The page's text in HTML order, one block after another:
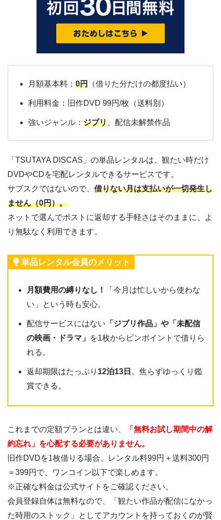
月額基本料： 0円 （借りた分だけの都度払い）
利用料金：旧作DVD 99円/枚（送料別）
強いジャンル： ジブリ 、配信未解禁作品
「TSUTAYA DISCAS」の単品レンタルは、観たい時だけ
DVDやCDを宅配レンタルできるサービスです。
サブスクではないので、 借りない月は支払いが一切発生し
ません（0円）。
ネットで選んでポストに返却する手軽さはそのままに、よ
り無駄なく利用できます。
単品レンタル会員のメリット
月額費用の縛りなし！
「今月は忙しいから使わな
い」という時も安心。
配信サービスにはない 「ジブリ作品」や「未配信
の映画・ドラマ」 を1枚からピンポイントで借りら
れる。
返却期限はたっぷり 12泊13日 。焦らずゆっくり鑑
賞できる。
これまでの定額プランとは違い、
「無料お試し期間中の解
約忘れ」を心配する必要がありません。
旧作DVDを1枚借りる場合、レンタル料99円＋送料300円
＝399円で、ワンコイン以下で楽しめます。
※正確な料金は公式サイトをご確認ください。
会員登録自体は無料なので、「観たい作品が配信になかっ
た時用のストック」としてアカウントを持っておくのが賢